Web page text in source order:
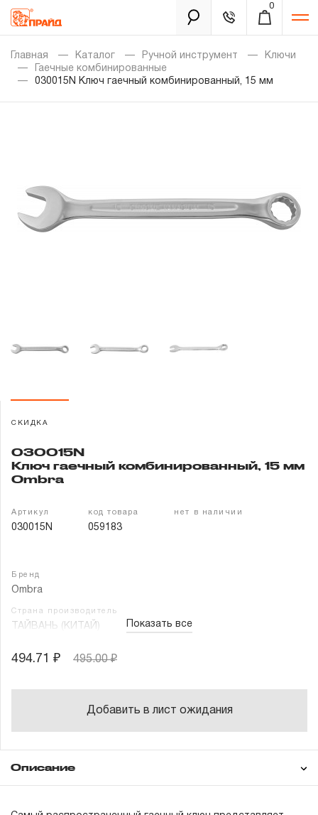
0
Каталог
Золотая лихорадка
Уцененный товар
Гарантия и сервис
Контакты
Забыли пароль?
Главная Каталог Ручной инструмент
Ключи
Гаечные комбинированные
030015N Ключ гаечный комбинированный, 15 мм
СКИДКА
030015N
Ключ гаечный комбинированный, 15 мм
Ombra
Артикул
030015N
код товара
059183
нет в наличии
Бренд
Ombra
Страна производитель
ТАЙВАНЬ (КИТАЙ) Показать все
494.71 ₽ 495.00 ₽
Добавить в лист ожидания
Описание